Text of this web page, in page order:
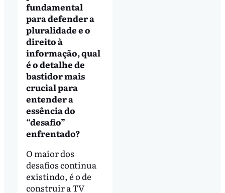
fundamental
para defender a
pluralidade e o
direito à
informação, qual
é o detalhe de
bastidor mais
crucial para
entender a
essência do
“desafio”
enfrentado?
O maior dos
desafios continua
existindo, é o de
construir a TV